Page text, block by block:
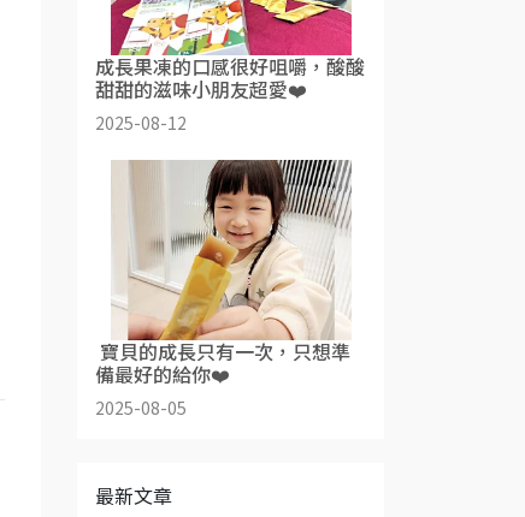
成長果凍的口感很好咀嚼，酸酸
甜甜的滋味小朋友超愛❤️
2025-08-12
​ 寶貝的成長只有一次，只想準
備最好的給你❤️
2025-08-05
最新文章